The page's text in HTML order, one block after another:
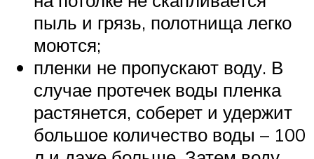
пыль и грязь, полотнища легко
моются;
пленки не пропускают воду. В
случае протечек воды пленка
растянется, соберет и удержит
большое количество воды – 100